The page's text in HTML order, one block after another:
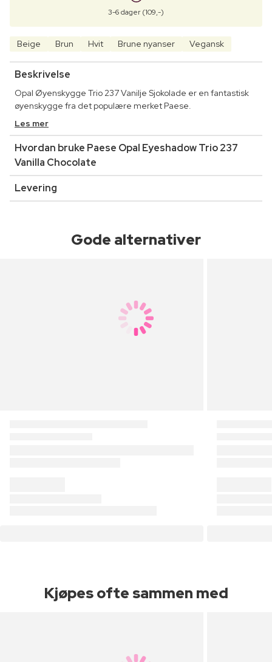
3-6 dager (109,-)
Beige Brun Hvit Brune nyanser Vegansk
Beskrivelse
Opal Øyenskygge Trio 237 Vanilje Sjokolade er en fantastisk
øyenskygge fra det populære merket Paese.
Les mer
Hvordan bruke Paese Opal Eyeshadow Trio 237
Vanilla Chocolate
Levering
Gode alternativer
Kjøpes ofte sammen med